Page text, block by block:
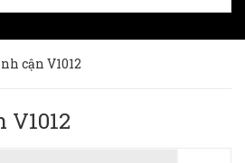
cận V1012